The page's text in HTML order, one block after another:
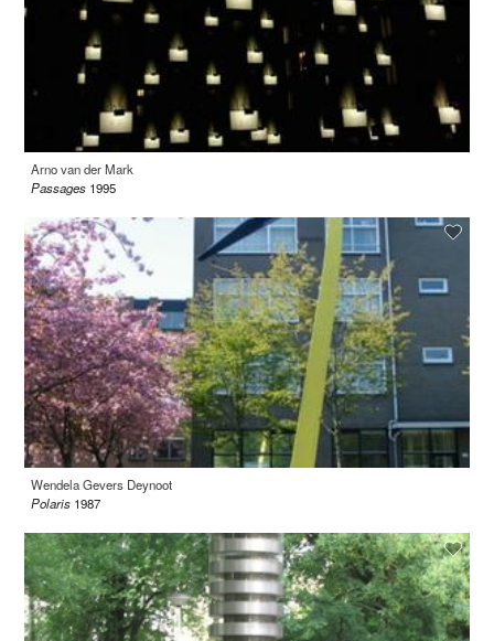
Arno van der Mark
Passages 1995
Wendela Gevers Deynoot
Polaris 1987